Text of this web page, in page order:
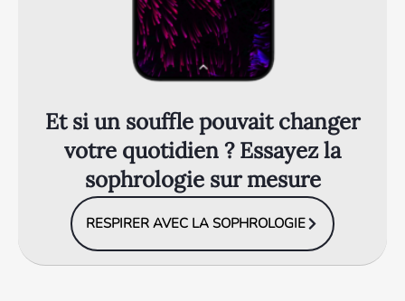
Et si un souffle pouvait changer
votre quotidien ? Essayez la
sophrologie sur mesure
RESPIRER AVEC LA SOPHROLOGIE